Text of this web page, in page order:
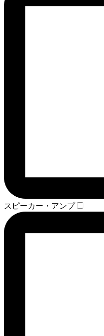
スピーカー・アンプ